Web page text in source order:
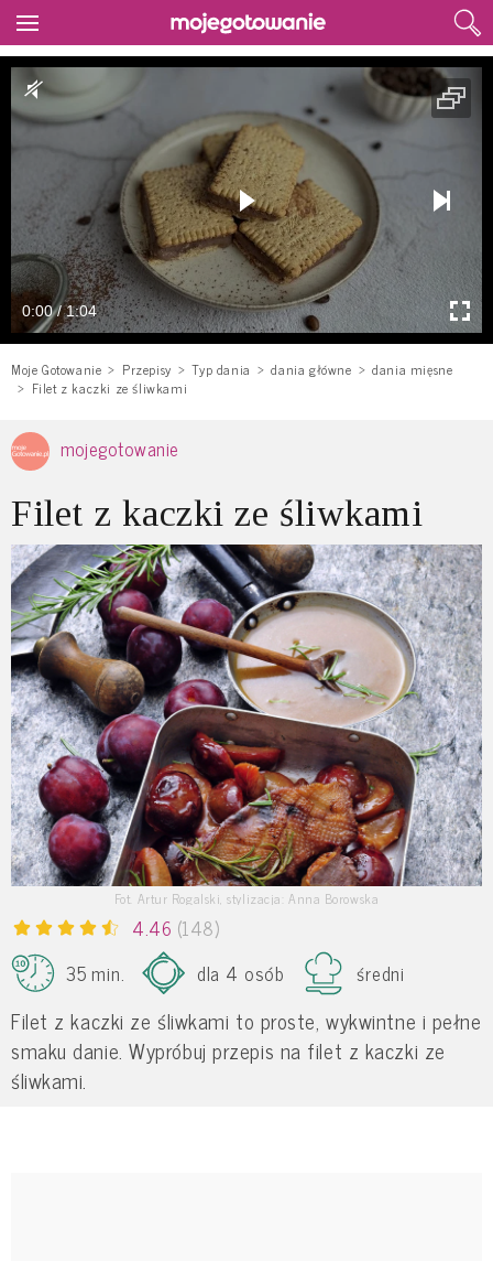
0:00 / 1:04
Moje Gotowanie Przepisy Typ dania dania główne
dania mięsne
Filet z kaczki ze śliwkami
mojegotowanie
Filet z kaczki ze śliwkami
Fot. Artur Rogalski, stylizacja: Anna Borowska
4.46 (148)
35 min.
dla 4 osób średni
Filet z kaczki ze śliwkami to proste, wykwintne i pełne
smaku danie. Wypróbuj przepis na filet z kaczki ze
śliwkami.